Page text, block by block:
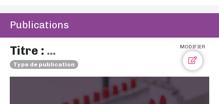
Publications
MODIFIER
Titre : ...
Type de publication